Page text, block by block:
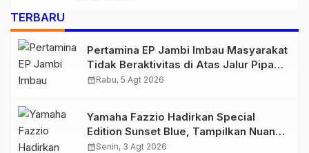
TERBARU
Pertamina EP Jambi Imbau Masyarakat
Tidak Beraktivitas di Atas Jalur Pipa
Migas Demi Keselamatan Bersama
calendar_monthRabu, 5 Agt 2026
Yamaha Fazzio Hadirkan Special
Edition Sunset Blue, Tampilkan Nuansa
Retro Summer yang Semakin Skena
calendar_monthSenin, 3 Agt 2026